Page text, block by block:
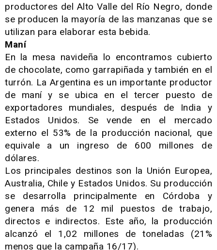
productores del Alto Valle del Río Negro, donde
se producen la mayoría de las manzanas que se
utilizan para elaborar esta bebida.
Maní
En la mesa navideña lo encontramos cubierto
de chocolate, como garrapiñada y también en el
turrón. La Argentina es un importante productor
de maní y se ubica en el tercer puesto de
exportadores mundiales, después de India y
Estados Unidos. Se vende en el mercado
externo el 53% de la producción nacional, que
equivale a un ingreso de 600 millones de
dólares.
Los principales destinos son la Unión Europea,
Australia, Chile y Estados Unidos. Su producción
se desarrolla principalmente en Córdoba y
genera más de 12 mil puestos de trabajo,
directos e indirectos. Este año, la producción
alcanzó el 1,02 millones de toneladas (21%
menos que la campaña 16/17).